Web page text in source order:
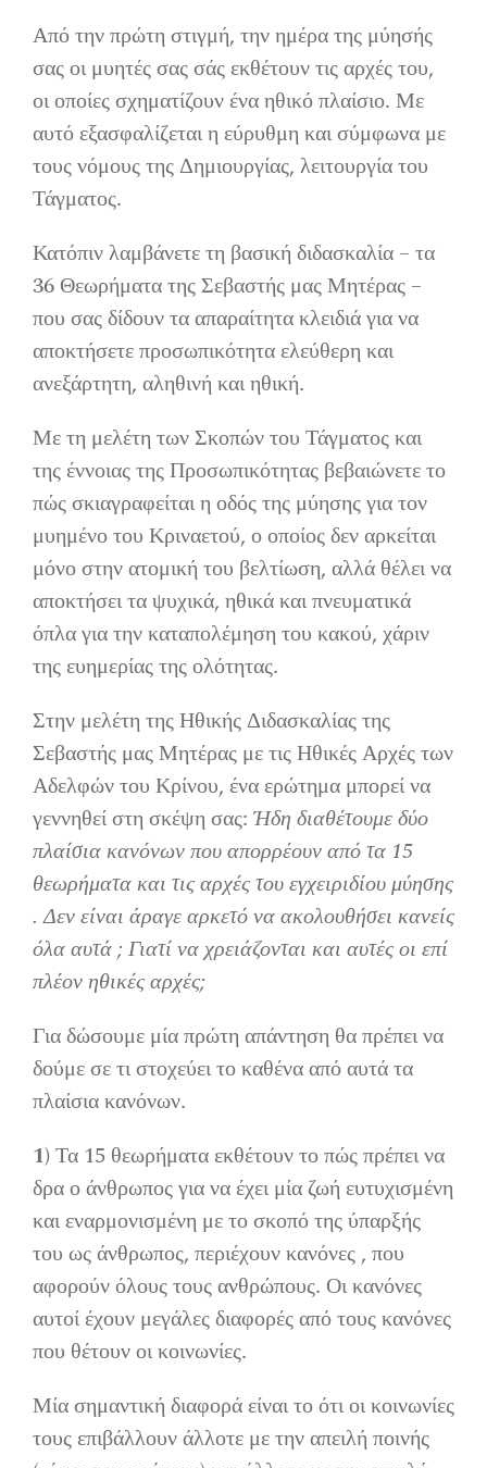
Από την πρώτη στιγμή, την ημέρα της μύησής
σας οι μυητές σας σάς εκθέτουν τις αρχές του,
οι οποίες σχηματίζουν ένα ηθικό πλαίσιο. Με
αυτό εξασφαλίζεται η εύρυθμη και σύμφωνα με
τους νόμους της Δημιουργίας, λειτουργία του
Τάγματος.
Κατόπιν λαμβάνετε τη βασική διδασκαλία – τα
36 Θεωρήματα της Σεβαστής μας Μητέρας –
που σας δίδουν τα απαραίτητα κλειδιά για να
αποκτήσετε προσωπικότητα ελεύθερη και
ανεξάρτητη, αληθινή και ηθική.
Με τη μελέτη των Σκοπών του Τάγματος και
της έννοιας της Προσωπικότητας βεβαιώνετε το
πώς σκιαγραφείται η οδός της μύησης για τον
μυημένο του Κριναετού, ο οποίος δεν αρκείται
μόνο στην ατομική του βελτίωση, αλλά θέλει να
αποκτήσει τα ψυχικά, ηθικά και πνευματικά
όπλα για την καταπολέμηση του κακού, χάριν
της ευημερίας της ολότητας.
Στην μελέτη της Ηθικής Διδασκαλίας της
Σεβαστής μας Μητέρας με τις Ηθικές Αρχές των
Αδελφών του Κρίνου, ένα ερώτημα μπορεί να
γεννηθεί στη σκέψη σας: Ήδη διαθέτουμε δύο
πλαίσια κανόνων που απορρέουν από τα 15
θεωρήματα και τις αρχές του εγχειριδίου μύησης
. Δεν είναι άραγε αρκετό να ακολουθήσει κανείς
όλα αυτά ; Γιατί να χρειάζονται και αυτές οι επί
πλέον ηθικές αρχές;
Για δώσουμε μία πρώτη απάντηση θα πρέπει να
δούμε σε τι στοχεύει το καθένα από αυτά τα
πλαίσια κανόνων.
1)Τα 15 θεωρήματα εκθέτουν το πώς πρέπει να
δρα ο άνθρωπος για να έχει μία ζωή ευτυχισμένη
και εναρμονισμένη με το σκοπό της ύπαρξής
του ως άνθρωπος, περιέχουν κανόνες , που
αφορούν όλους τους ανθρώπους. Οι κανόνες
αυτοί έχουν μεγάλες διαφορές από τους κανόνες
που θέτουν οι κοινωνίες.
Μία σημαντική διαφορά είναι το ότι οι κοινωνίες
τους επιβάλλουν άλλοτε με την απειλή ποινής